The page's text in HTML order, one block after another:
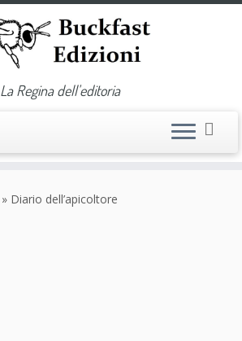
La Regina dell'editoria
» Diario dell’apicoltore